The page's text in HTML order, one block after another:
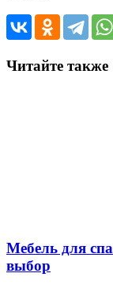
Читайте также
Мебель для
выбор